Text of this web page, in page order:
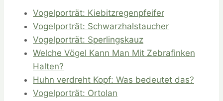
Vogelporträt: Kiebitzregenpfeifer
Vogelporträt: Schwarzhalstaucher
Vogelporträt: Sperlingskauz
Welche Vögel Kann Man Mit Zebrafinken
Halten?
Huhn verdreht Kopf: Was bedeutet das?
Vogelporträt: Ortolan